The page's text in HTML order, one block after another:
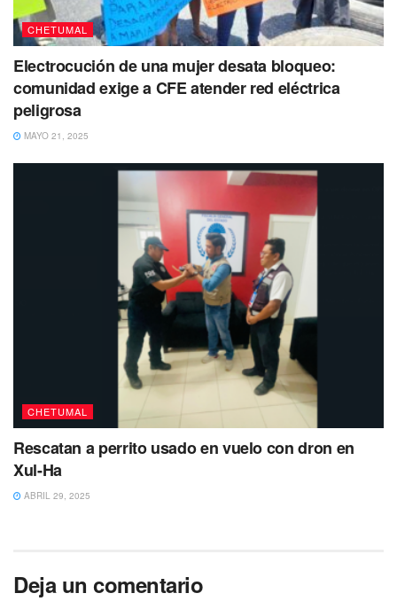
CHETUMAL
Electrocución de una mujer desata bloqueo:
comunidad exige a CFE atender red eléctrica
peligrosa
MAYO 21, 2025
CHETUMAL
Rescatan a perrito usado en vuelo con dron en
Xul-Ha
ABRIL 29, 2025
Deja un comentario